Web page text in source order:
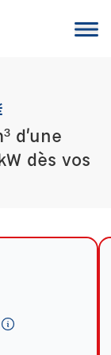
d’une
dès vos